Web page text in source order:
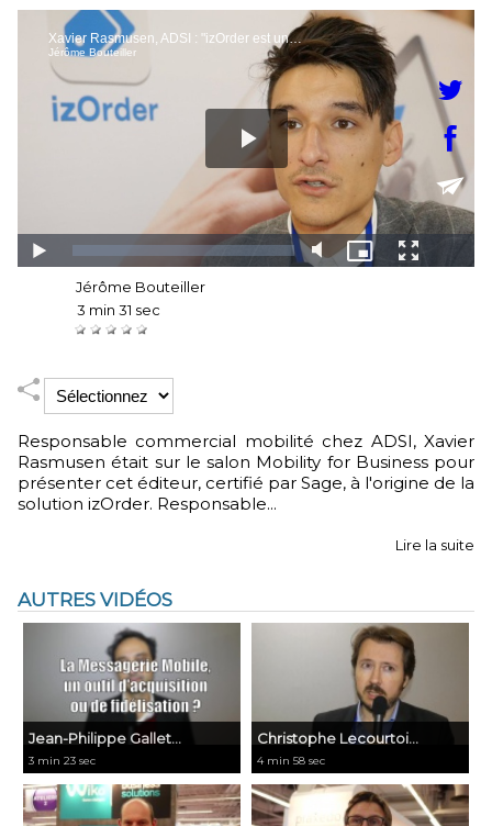
Jérôme Bouteiller
3 min 31 sec
Responsable commercial mobilité chez ADSI, Xavier
Rasmusen était sur le salon Mobility for Business pour
présenter cet éditeur, certifié par Sage, à l'origine de la
solution izOrder. Responsable...
Lire la suite
AUTRES VIDÉOS
Jean-Philippe Gallet...
3 min 23 sec
Christophe Lecourtoi...
4 min 58 sec